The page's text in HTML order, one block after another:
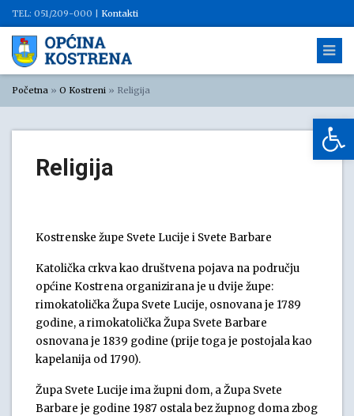
TEL: 051/209-000 | Kontakti
Početna » O Kostreni » Religija
Religija
Kostrenske župe Svete Lucije i Svete Barbare
Katolička crkva kao društvena pojava na području
općine Kostrena organizirana je u dvije župe:
rimokatolička Župa Svete Lucije, osnovana je 1789
godine, a rimokatolička Župa Svete Barbare
osnovana je 1839 godine (prije toga je postojala kao
kapelanija od 1790).
Župa Svete Lucije ima župni dom, a Župa Svete
Barbare je godine 1987 ostala bez župnog doma zbog